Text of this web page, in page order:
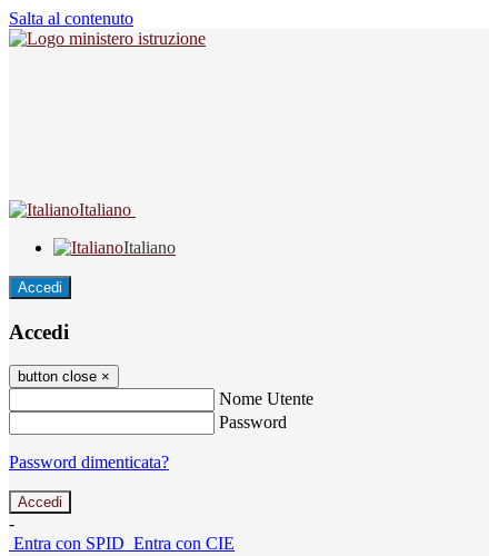
Salta al contenuto
Italiano
Italiano
Accedi
Accedi
button close ×
Nome Utente
Password
Password dimenticata?
-
Entra con SPID Entra con CIE